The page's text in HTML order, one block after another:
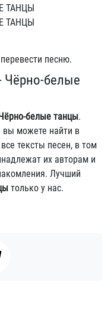
ТАНЦЫ
ТАНЦЫ
песню.
Чёрно-белые
белые танцы.
вы можете найти в
тексты песен, в том
их авторам и
Лучший
только у нас.